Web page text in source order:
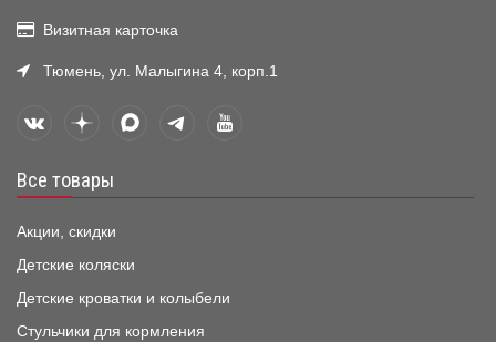
Визитная карточка
Тюмень, ул. Малыгина 4, корп.1
Все товары
Акции, скидки
Детские коляски
Детские кроватки и колыбели
Стульчики для кормления